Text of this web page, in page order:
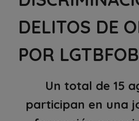
DELITOS DE
POR
Un total de 15
participan en una